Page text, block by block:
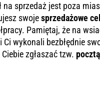
sprzedaż jest poza
swojesprzedażowe
Pamiętaj, że na
wykonali bezbłędnie
zgłaszać tzw.